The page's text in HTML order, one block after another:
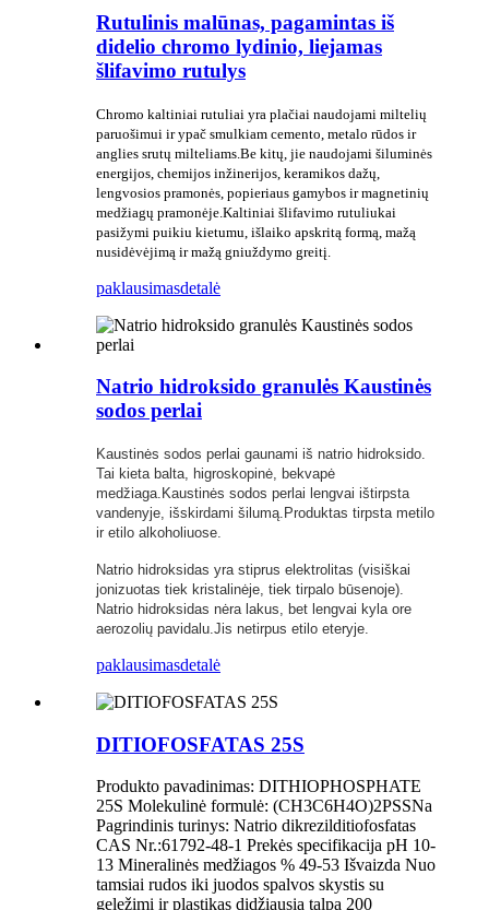
Rutulinis malūnas, pagamintas iš
didelio chromo lydinio, liejamas
šlifavimo rutulys
Chromo kaltiniai rutuliai yra plačiai naudojami miltelių
paruošimui ir ypač smulkiam cemento, metalo rūdos ir
anglies srutų milteliams.Be kitų, jie naudojami šiluminės
energijos, chemijos inžinerijos, keramikos dažų,
lengvosios pramonės, popieriaus gamybos ir magnetinių
medžiagų pramonėje.Kaltiniai šlifavimo rutuliukai
pasižymi puikiu kietumu, išlaiko apskritą formą, mažą
nusidėvėjimą ir mažą gniuždymo greitį.
paklausimasdetalė
Natrio hidroksido granulės Kaustinės
sodos perlai
Kaustinės sodos perlai gaunami iš natrio hidroksido.
Tai kieta balta, higroskopinė, bekvapė
medžiaga.Kaustinės sodos perlai lengvai ištirpsta
vandenyje, išskirdami šilumą.Produktas tirpsta metilo
ir etilo alkoholiuose.
Natrio hidroksidas yra stiprus elektrolitas (visiškai
jonizuotas tiek kristalinėje, tiek tirpalo būsenoje).
Natrio hidroksidas nėra lakus, bet lengvai kyla ore
aerozolių pavidalu.Jis netirpus etilo eteryje.
paklausimasdetalė
DITIOFOSFATAS 25S
Produkto pavadinimas: DITHIOPHOSPHATE
25S Molekulinė formulė: (CH3C6H4O)2PSSNa
Pagrindinis turinys: Natrio dikrezilditiofosfatas
CAS Nr.:61792-48-1 Prekės specifikacija pH 10-
13 Mineralinės medžiagos % 49-53 Išvaizda Nuo
tamsiai rudos iki juodos spalvos skystis su
geležimi ir plastikas didžiausia talpa 200